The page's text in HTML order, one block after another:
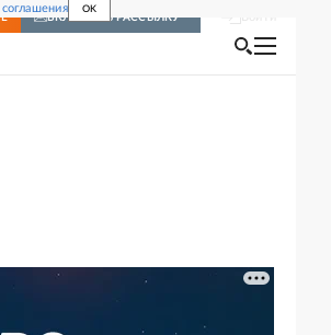
OK
ВКЛЮЧИТЬ РАССЫЛКУ